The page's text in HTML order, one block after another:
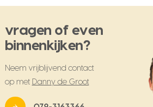
vragen of even
binnenkijken?
Neem vrijblijvend contact
op met
Danny de Groot